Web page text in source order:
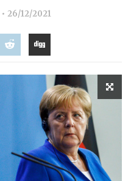
26/12/2021